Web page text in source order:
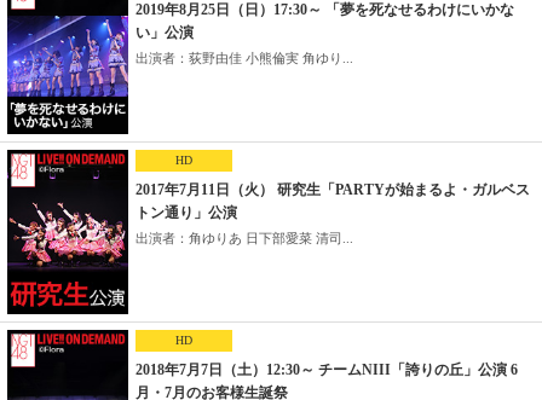
2019年8月25日（日）17:30～ 「夢を死なせるわけにいかな
い」公演
出演者：荻野由佳 小熊倫実 角ゆり...
HD
2017年7月11日（火） 研究生「PARTYが始まるよ・ガルベス
トン通り」公演
出演者：角ゆりあ 日下部愛菜 清司...
HD
2018年7月7日（土）12:30～ チームNIII「誇りの丘」公演 6
月・7月のお客様生誕祭